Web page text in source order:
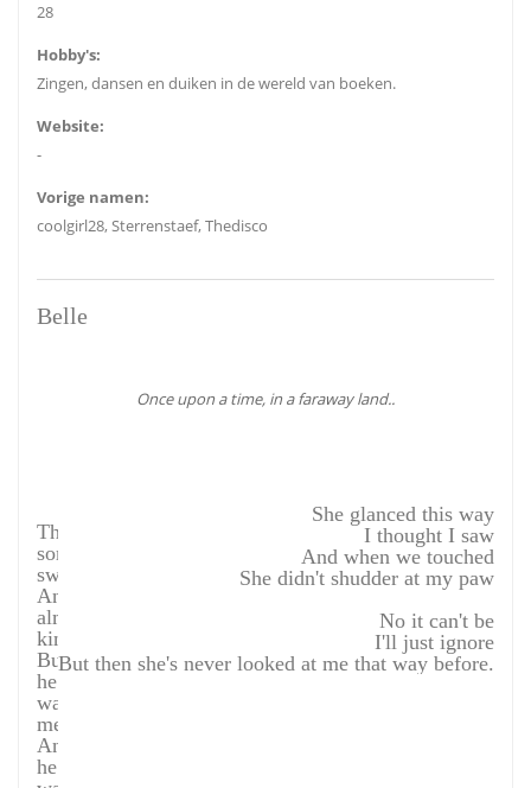
28
Hobby's:
Zingen, dansen en duiken in de wereld van boeken.
Website:
-
Vorige namen:
coolgirl28, Sterrenstaef, Thedisco
Belle
Once upon a time, in a faraway land..
She glanced this way
I thought I saw
And when we touched
She didn't shudder at my paw
No it can't be
I'll just ignore
But then she's never looked at me that way before.
There's
something
sweet
And
almost
kind
But
he
was
mean
And
he